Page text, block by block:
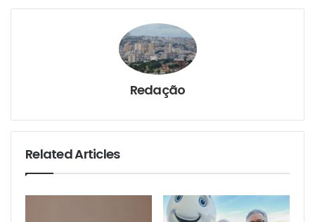
Redação
Related Articles